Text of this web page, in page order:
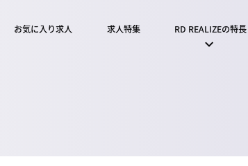
お気に入り求人 求人特集 RD REALIZEの特長